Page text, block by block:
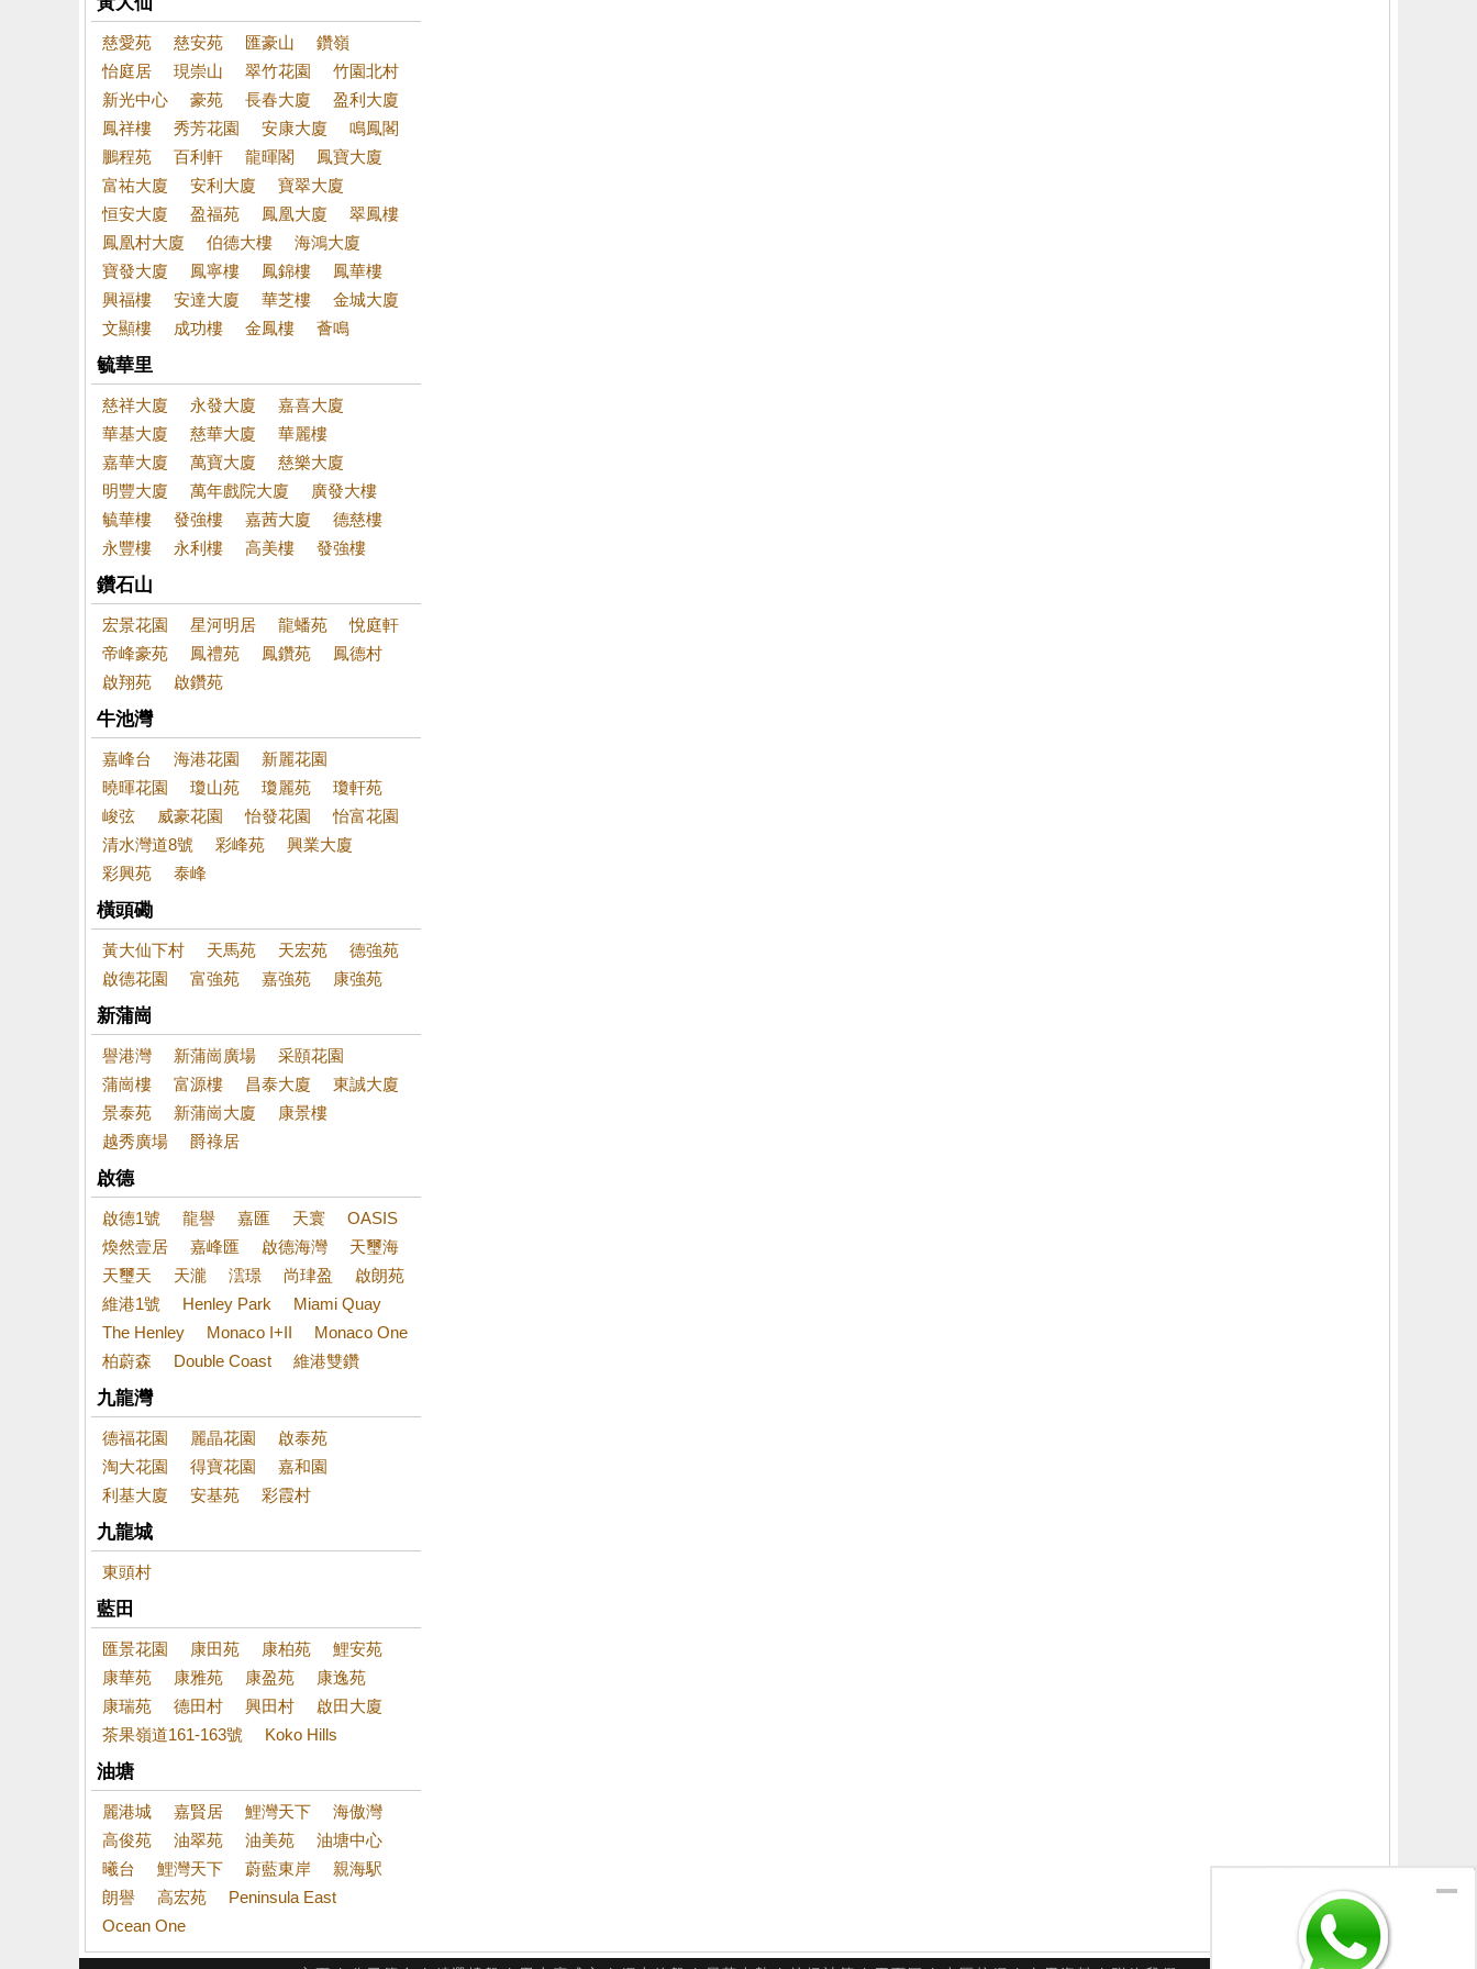
慈愛苑 慈安苑 匯豪山
鑽嶺
怡庭居
現崇山 翠竹花園
竹園北村
新光中心
豪苑 長春大廈
盈利大廈
鳳祥樓
秀芳花園 安康大廈
鳴鳳閣
鵬程苑
百利軒 龍暉閣
鳳寶大廈
富祐大廈
安利大廈
寶翠大廈
恒安大廈
盈福苑 鳳凰大廈
翠鳳樓
鳳凰村大廈
伯德大樓
海鴻大廈
寶發大廈
鳳寧樓 鳳錦樓
鳳華樓
興福樓
安達大廈 華芝樓
金城大廈
文顯樓
成功樓 金鳳樓 薈鳴
毓華里
慈祥大廈 永發大廈
嘉喜大廈
華基大廈
慈華大廈
華麗樓
嘉華大廈
萬寶大廈
慈樂大廈
明豐大廈
萬年戲院大廈
廣發大樓
毓華樓
發強樓 嘉茜大廈
德慈樓
永豐樓
永利樓 高美樓 發強樓
鑽石山
宏景花園 星河明居 龍蟠苑
悅庭軒
帝峰豪苑
鳳禮苑 鳳鑽苑
鳳德村
啟翔苑
啟鑽苑
牛池灣
嘉峰台 海港花園
新麗花園
曉暉花園
瓊山苑 瓊麗苑
瓊軒苑
峻弦
威豪花園 怡發花園
怡富花園
清水灣道8號
彩峰苑
興業大廈
彩興苑
泰峰
橫頭磡
黃大仙下村 天馬苑 天宏苑
德強苑
啟德花園
富強苑 嘉強苑 康強苑
新蒲崗
譽港灣 新蒲崗廣場
采頤花園
蒲崗樓
富源樓 昌泰大廈
東誠大廈
景泰苑
新蒲崗大廈
康景樓
越秀廣場
爵祿居
啟德
啟德1號 龍譽 嘉匯 天寰
OASIS
煥然壹居
嘉峰匯 啟德海灣
天璽海
天璽天
天瀧 澐璟 尚珒盈
啟朗苑
維港1號
Henley Park
Miami Quay
The Henley
Monaco I+II
Monaco One
柏蔚森
Double Coast 維港雙鑽
九龍灣
德福花園 麗晶花園
啟泰苑
淘大花園
得寶花園
嘉和園
利基大廈
安基苑 彩霞村
九龍城
東頭村
藍田
匯景花園 康田苑 康柏苑
鯉安苑
康華苑
康雅苑 康盈苑
康逸苑
康瑞苑
德田村 興田村
啟田大廈
茶果嶺道161-163號
Koko Hills
油塘
麗港城 嘉賢居 鯉灣天下
海傲灣
高俊苑
油翠苑 油美苑
油塘中心
曦台
鯉灣天下 蔚藍東岸
親海駅
朗譽
高宏苑
Peninsula East
Ocean One